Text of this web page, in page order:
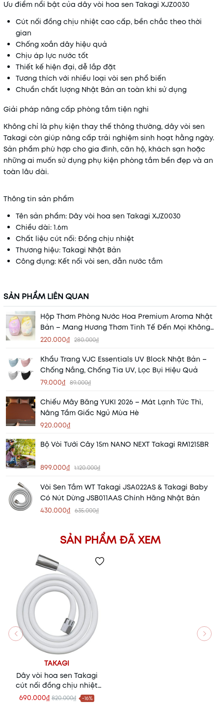
Ưu điểm nổi bật của dây vòi hoa sen Takagi XJZ0030
Cút nối đồng chịu nhiệt cao cấp, bền chắc theo thời
gian
Chống xoắn dây hiệu quả
Chịu áp lực nước tốt
Thiết kế hiện đại, dễ lắp đặt
Tương thích với nhiều loại vòi sen phổ biến
Chuẩn chất lượng Nhật Bản an toàn khi sử dụng
Giải pháp nâng cấp phòng tắm tiện nghi
Không chỉ là phụ kiện thay thế thông thường, dây vòi sen
Takagi còn giúp nâng cấp trải nghiệm sinh hoạt hằng ngày.
Sản phẩm phù hợp cho gia đình, căn hộ, khách sạn hoặc
những ai muốn sử dụng phụ kiện phòng tắm bền đẹp và an
toàn lâu dài.
Thông tin sản phẩm
Tên sản phẩm: Dây vòi hoa sen Takagi XJZ0030
Chiều dài: 1.6m
Chất liệu cút nối: Đồng chịu nhiệt
Thương hiệu: Takagi Nhật Bản
Công dụng: Kết nối vòi sen, dẫn nước tắm
SẢN PHẨM LIÊN QUAN
Hộp Thơm Phòng Nước Hoa Premium Aroma Nhật
Bản – Mang Hương Thơm Tinh Tế Đến Mọi Không
Gian
220.000₫ 280.000₫
Khẩu Trang VJC Essentials UV Block Nhật Bản –
Chống Nắng, Chống Tia UV, Lọc Bụi Hiệu Quả
79.000₫ 89.000₫
Chiếu Mây Băng YUKI 2026 – Mát Lạnh Tức Thì,
Nâng Tầm Giấc Ngủ Mùa Hè
920.000₫
Bộ Vòi Tưới Cây 15m NANO NEXT Takagi RM1215BR
899.000₫ 1.120.000₫
Vòi Sen Tắm WT Takagi JSA022AS & Takagi Baby
Có Nút Dừng JSB011AAS Chính Hãng Nhật Bản
430.000₫ 635.000₫
SẢN PHẨM ĐÃ XEM
TAKAGI
Dây vòi hoa sen Takagi
cút nối đồng chịu nhiệt
XJZ0030 - 1.6m
690.000₫ 820.000₫ -16%